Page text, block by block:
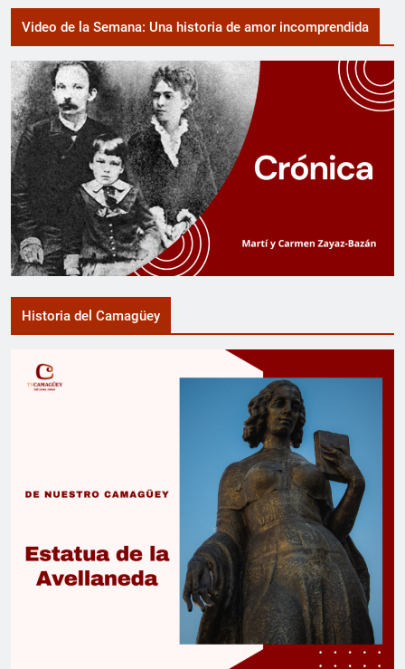
Video de la Semana: Una historia de amor incomprendida
Historia del Camagüey